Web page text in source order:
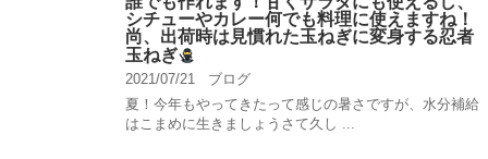
シチューやカレー何でも料理に使えますね！
尚、出荷時は見慣れた玉ねぎに変身する忍者
玉ねぎ
2021/07/21
ブログ
夏！今年もやってきたって感じの暑さですが、水分補給
はこまめに生きましょうさて久し ...